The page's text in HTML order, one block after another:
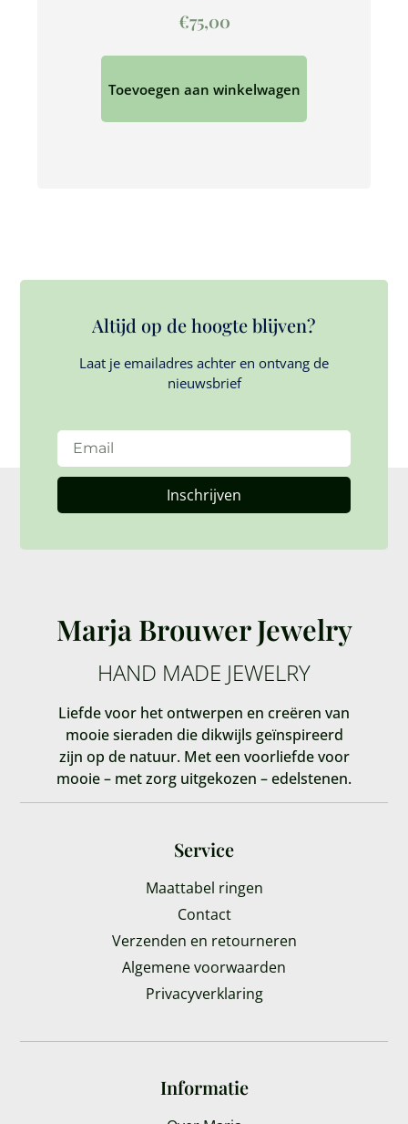
€75,00
Toevoegen aan winkelwagen
Altijd op de hoogte blijven?
Laat je emailadres achter en ontvang de
nieuwsbrief
Inschrijven
Marja Brouwer Jewelry
HAND MADE JEWELRY
Liefde voor het ontwerpen en creëren van
mooie sieraden die dikwijls geïnspireerd
zijn op de natuur. Met een voorliefde voor
mooie – met zorg uitgekozen – edelstenen.
Service
Maattabel ringen
Contact
Verzenden en retourneren
Algemene voorwaarden
Privacyverklaring
Informatie